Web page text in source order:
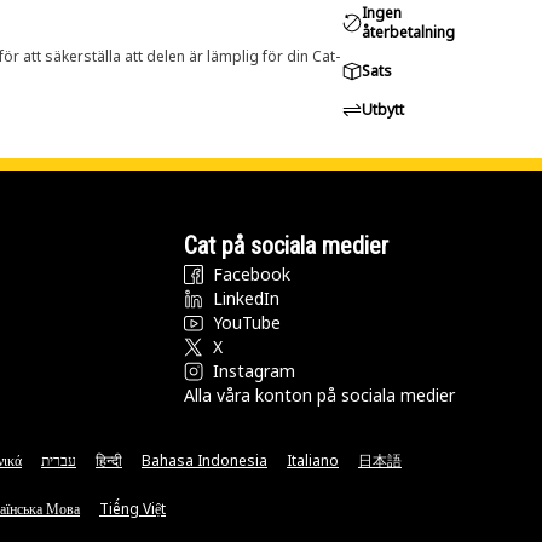
att säkerställa att delen är lämplig för din Cat-
Ingen
återbetalning
Sats
Utbytt
Cat på sociala medier
Facebook
LinkedIn
YouTube
X
Instagram
Alla våra konton på sociala medier
עברית हिन्दी Bahasa Indonesia Italiano 日本語
Мова Tiếng Việt